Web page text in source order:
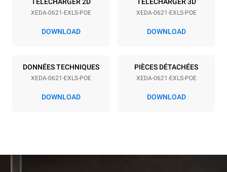
Tension
380-415V 3N~ / 220-240V
3~
Énergie électrique
23,1 kW
50 / 60 Hz NON INCLUS
directes produites par le
XEDA-0621-EXLS-POE
DOWNLOAD
XEDA-0621-EXLS-POE
DOWNLOAD
DONNÉES TECHNIQUES
XEDA-0621-EXLS-POE
DOWNLOAD
PIÈCES DÉTACHÉES
XEDA-0621-EXLS-POE
DOWNLOAD